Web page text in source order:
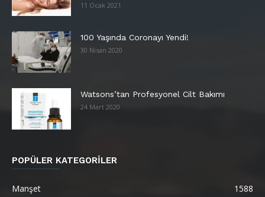
11 Ocak 2021
100 Yaşında Coronayı Yendi!
30 Nisan 2020
Watsons’tan Profesyonel Cilt Bakımı
24 Mart 2020
POPÜLER KATEGORİLER
Manşet
1588